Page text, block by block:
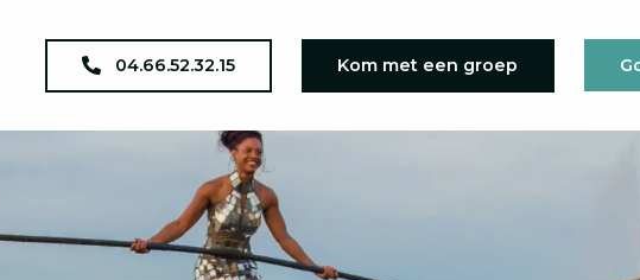
04.66.52.32.15 Kom met een groep